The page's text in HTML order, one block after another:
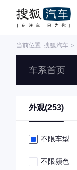
当前位置: 搜狐汽车 ＞
车系首页
外观(253)
不限车型
不限颜色